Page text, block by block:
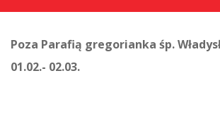
Poza Parafią gregorianka śp.
01.02.- 02.03.